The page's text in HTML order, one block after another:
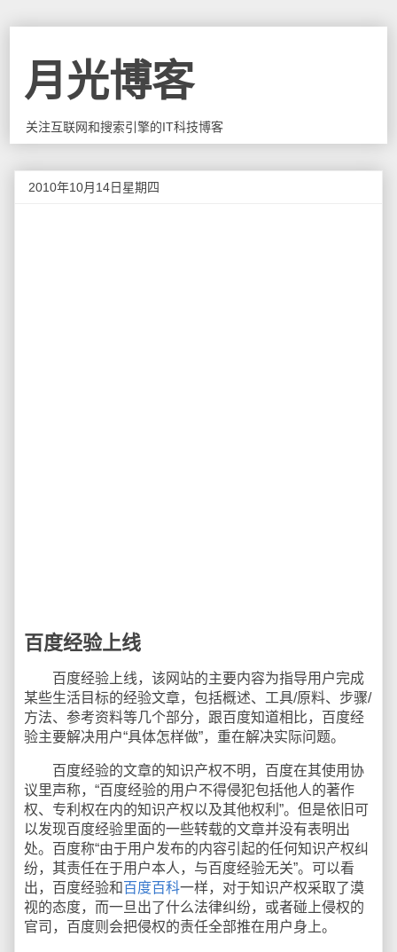
月光博客
关注互联网和搜索引擎的IT科技博客
2010年10月14日星期四
百度经验上线
百度经验上线，该网站的主要内容为指导用户完成
某些生活目标的经验文章，包括概述、工具/原料、步骤/
方法、参考资料等几个部分，跟百度知道相比，百度经
验主要解决用户“具体怎样做”，重在解决实际问题。
百度经验的文章的知识产权不明，百度在其使用协
议里声称，“百度经验的用户不得侵犯包括他人的著作
权、专利权在内的知识产权以及其他权利”。但是依旧可
以发现百度经验里面的一些转载的文章并没有表明出
处。百度称“由于用户发布的内容引起的任何知识产权纠
纷，其责任在于用户本人，与百度经验无关”。可以看
出，百度经验和百度百科一样，对于知识产权采取了漠
视的态度，而一旦出了什么法律纠纷，或者碰上侵权的
官司，百度则会把侵权的责任全部推在用户身上。